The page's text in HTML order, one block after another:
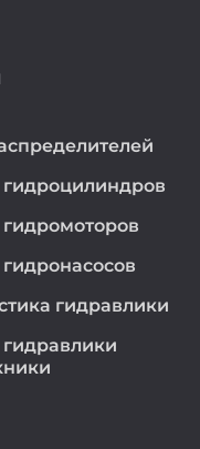
гидравлики